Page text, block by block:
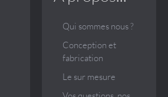
Qui sommes nous ?
Conception et
fabrication
Le sur mesure